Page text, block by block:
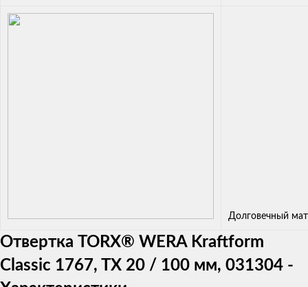
Долговечный
Отвертка TORX® WERA Kraftform
Classic 1767, TX 20 / 100 мм, 031304 -